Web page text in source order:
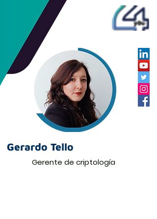
Gerardo Tello
Gerente de criptología